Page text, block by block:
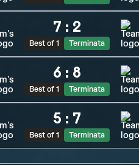
7 : 2
Best of 1 Terminata
6 : 8
Best of 1 Terminata
5 : 7
Best of 1 Terminata